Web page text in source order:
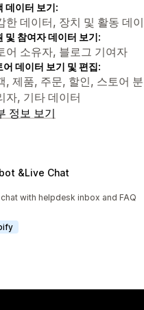
데이터 보기:
한 데이터, 장치 및 활동 데
및 참여자 데이터 보기:
어 소유자, 블로그 기여자
어 데이터 보기 및 편집:
, 제품, 주문, 할인, 스토어
자, 기타 데이터
정보 보기
&Live Chat
with helpdesk inbox and FAQ